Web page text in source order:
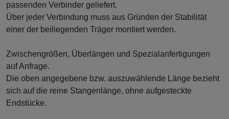
passenden Verbinder geliefert.
Über jeder Verbindung muss aus Gründen der Stabilität
einer der beiliegenden Träger montiert werden.
Zwischengrößen, Überlängen und Spezialanfertigungen
auf Anfrage.
Die oben angegebene bzw. auszuwählende Länge bezieht
sich auf die reine Stangenlänge, ohne aufgesteckte
Endstücke.